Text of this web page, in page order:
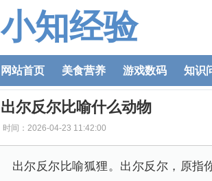
小知经验
网站首页 美食营养 游戏数码 知识
出尔反尔比喻什么动物
时间：2026-04-23 11:42:00
出尔反尔比喻狐狸。出尔反尔，原指